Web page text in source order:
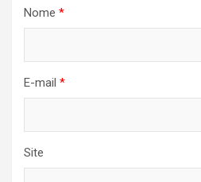
Nome *
E-mail *
Site